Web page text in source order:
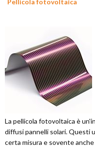
Pellicola fotovoltaica
La pellicola fotovoltaica è
diffusi pannelli solari. Questi
certa misura e sovente